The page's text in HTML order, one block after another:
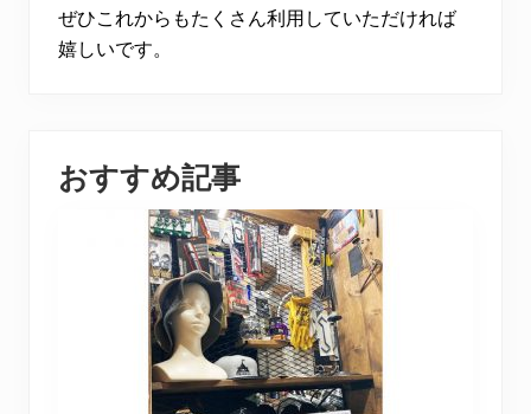
ぜひこれからもたくさん利用していただければ
嬉しいです。
おすすめ記事